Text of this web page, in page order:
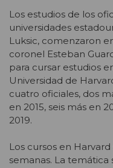
Los estudios de los
universidades
Luksic, comenzaron
coronel Esteban
para cursar estudios
Universidad de
cuatro oficiales, dos
en 2015, seis más en
2019.
Los cursos en
semanas. La